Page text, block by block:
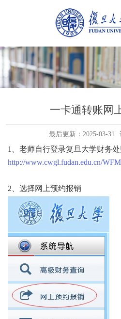
一卡通转账网
最后更新：2025-03-31
1
、老师自行登录复旦大学财务
http://www.cwgl.fudan.edu.cn/
2 、选择网上预约报销